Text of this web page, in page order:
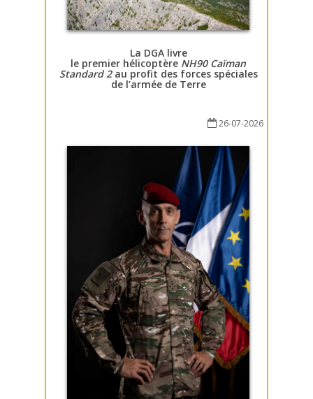
La DGA livre
le premier hélicoptère NH90 Caïman
Standard 2au profit des forces spéciales
de l’armée de Terre
26-07-2026